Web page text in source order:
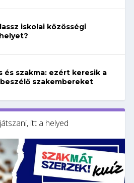
iskolai közösségi
és szakma: ezért keresik a
szakembereket
itt a helyed